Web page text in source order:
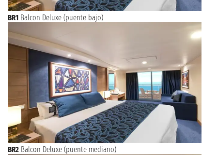
BR1 Balcon Deluxe (puente bajo)
BR2 Balcon Deluxe (puente mediano)